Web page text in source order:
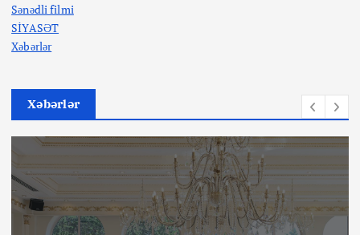
Sənədli filmi
SİYASƏT
Xəbərlər
Xəbərlər